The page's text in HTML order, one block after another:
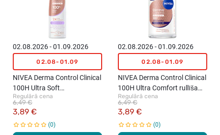
02.08.2026 - 01.09.2026
02.08-01.09
NIVEA Derma Control Clinical
100H Ultra Soft
izsmidzināms
antiperspirants sievietēm,
Regulārā cena
3,89 €
6,49 €
0
02.08.2026 - 01.09.2026
02.08-01.09
NIVEA Derma Control Clinical
100H Ultra Comfort rullīša
antiperspirants, 50ml
Regulārā cena
3,89 €
6,49 €
0